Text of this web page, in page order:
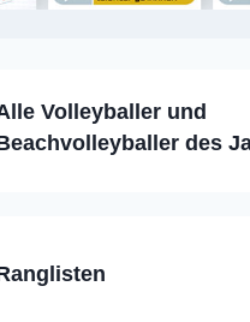
Volleyballer und
des